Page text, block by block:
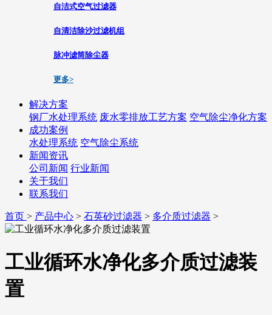
自洁式空气过滤器
自清洁除沙过滤机组
脉冲滤筒除尘器
更多>
解决方案
钢厂水处理系统 废水零排放工艺方案 空气除尘净化方案
成功案例
水处理系统 空气除尘系统
新闻资讯
公司新闻 行业新闻
关于我们
联系我们
首页 > 产品中心 > 石英砂过滤器 > 多介质过滤器 >
工业循环水净化多介质过滤装
置